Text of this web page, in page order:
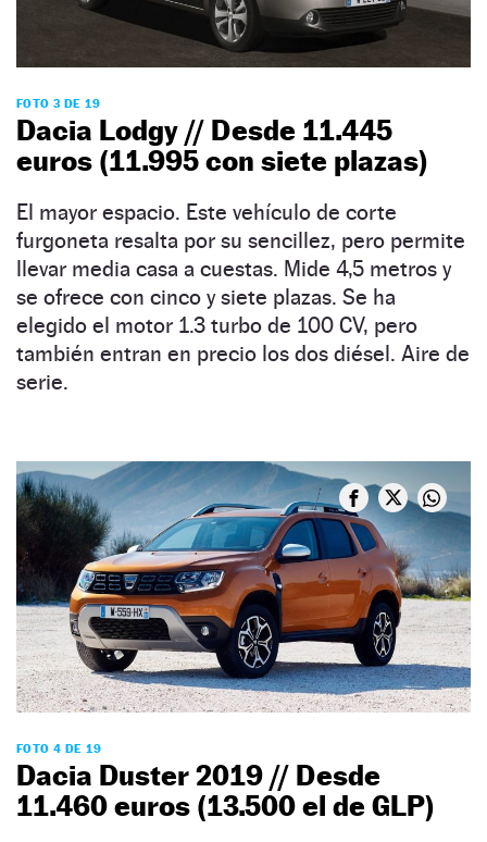
FOTO 3 DE 19
Dacia Lodgy // Desde 11.445
euros (11.995 con siete plazas)
El mayor espacio. Este vehículo de corte
furgoneta resalta por su sencillez, pero permite
llevar media casa a cuestas. Mide 4,5 metros y
se ofrece con cinco y siete plazas. Se ha
elegido el motor 1.3 turbo de 100 CV, pero
también entran en precio los dos diésel. Aire de
serie.
FOTO 4 DE 19
Dacia Duster 2019 // Desde
11.460 euros (13.500 el de GLP)